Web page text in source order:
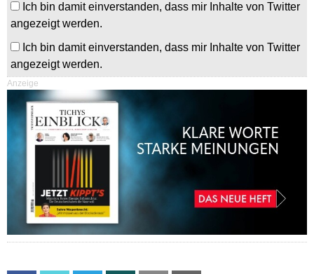
Ich bin damit einverstanden, dass mir Inhalte von Twitter
angezeigt werden.
Ich bin damit einverstanden, dass mir Inhalte von Twitter
angezeigt werden.
Anzeige